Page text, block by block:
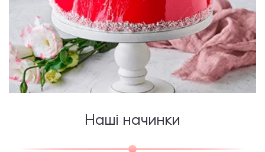
Наші начинки